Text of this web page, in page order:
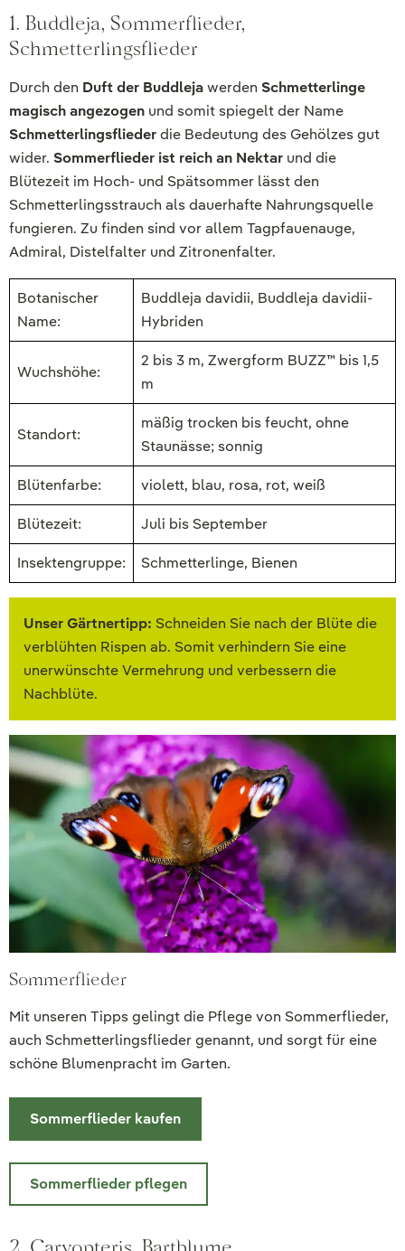
1. Buddleja, Sommerflieder,
Schmetterlingsflieder
Durch den Duft der Buddlejawerden Schmetterlinge
magisch angezogen und somit spiegelt der Name
Schmetterlingsfliederdie Bedeutung des Gehölzes gut
wider. Sommerflieder ist reich an Nektar und die
Blütezeit im Hoch- und Spätsommer lässt den
Schmetterlingsstrauch als dauerhafte Nahrungsquelle
fungieren. Zu finden sind vor allem Tagpfauenauge,
Admiral, Distelfalter und Zitronenfalter.
Botanischer
Name:
Buddleja davidii, Buddleja davidii-
Hybriden
Wuchshöhe:
2 bis 3 m, Zwergform BUZZ™ bis 1,5
m
Standort:
mäßig trocken bis feucht, ohne
Staunässe; sonnig
Blütenfarbe: violett, blau, rosa, rot, weiß
Blütezeit: Juli bis September
Insektengruppe: Schmetterlinge, Bienen
Unser Gärtnertipp: Schneiden Sie nach der Blüte die
verblühten Rispen ab. Somit verhindern Sie eine
unerwünschte Vermehrung und verbessern die
Nachblüte.
Sommerflieder
Mit unseren Tipps gelingt die Pflege von Sommerflieder,
auch Schmetterlingsflieder genannt, und sorgt für eine
schöne Blumenpracht im Garten.
Sommerflieder kaufen
Sommerflieder pflegen